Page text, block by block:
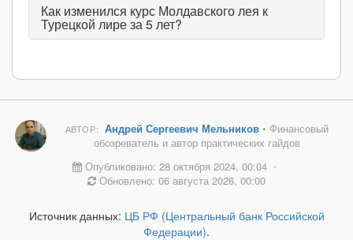
Как изменился курс Молдавского лея к
Турецкой лире за 5 лет?
АВТОР: Андрей Сергеевич Мельников• Финансовый
обозреватель и автор практических гайдов
Опубликовано: 28 октября 2024, 00:04 •
Обновлено: 06 августа 2026, 00:00
Источник данных: ЦБ РФ (Центральный банк Российской
Федерации).